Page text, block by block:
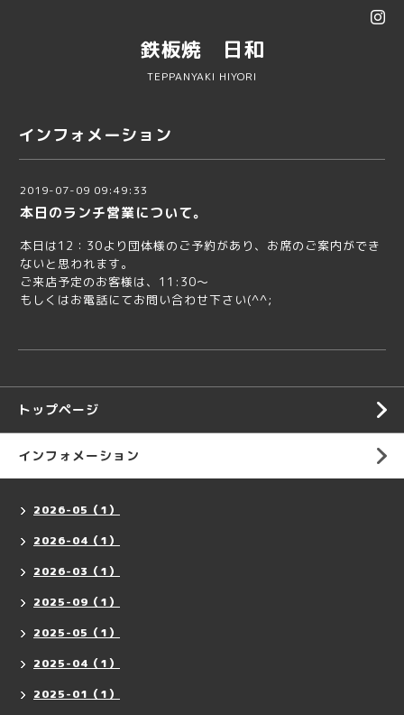
鉄板焼 日和
TEPPANYAKI HIYORI
インフォメーション
2019-07-09 09:49:33
本日のランチ営業について。
本日は12：30より団体様のご予約があり、お席のご案内ができ
ないと思われます。
ご来店予定のお客様は、11:30〜
もしくはお電話にてお問い合わせ下さい(^^;
トップページ
インフォメーション
2026-05（1）
2026-04（1）
2026-03（1）
2025-09（1）
2025-05（1）
2025-04（1）
2025-01（1）